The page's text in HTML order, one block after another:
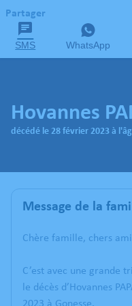
Partager
SMS WhatsApp
Hovannes
décédé le 28 février 2023 à
Message de la
Chère famille, chers
C’est avec une grande
le décès d’Hovannes